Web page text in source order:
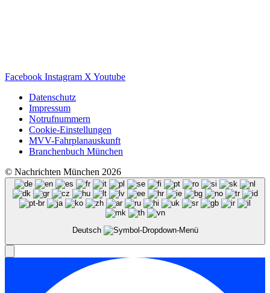
Facebook Instagram X Youtube
Datenschutz
Impressum
Notrufnummern
Cookie-Einstellungen
MVV-Fahrplanauskunft
Branchenbuch München
© Nachrichten München 2026
Deutsch